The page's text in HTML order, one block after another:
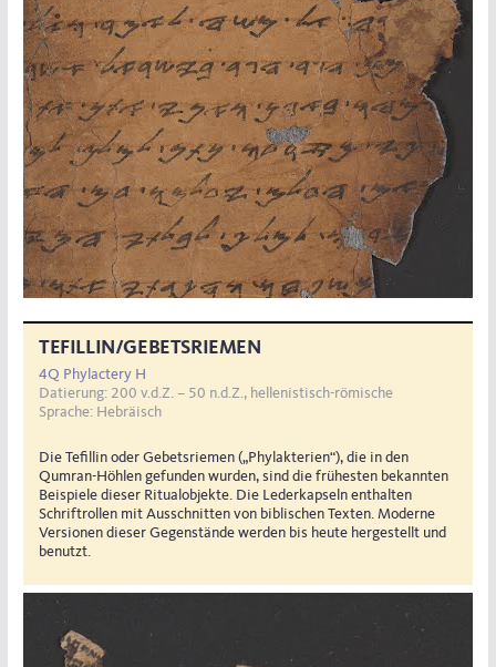
TEFILLIN /GEBETSRIEMEN
4Q Phylactery H
Datierung: 200 v.d.Z. – 50 n.d.Z., hellenistisch-römische
Sprache: Hebräisch
Die Tefillin oder Gebetsriemen („Phylakterien“), die in den
Qumran-Höhlen gefunden wurden, sind die frühesten bekannten
Beispiele dieser Ritualobjekte. Die Lederkapseln enthalten
Schriftrollen mit Ausschnitten von biblischen Texten. Moderne
Versionen dieser Gegenstände werden bis heute hergestellt und
benutzt.